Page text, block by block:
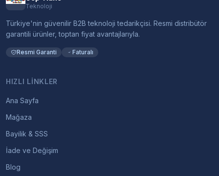
Teknoloji
Türkiye'nin güvenilir B2B teknoloji tedarikçisi. Resmi distribütör
garantili ürünler, toptan fiyat avantajlarıyla.
Resmi Garanti Faturalı
HIZLI LINKLER
Ana Sayfa
Mağaza
Bayilik & SSS
İade ve Değişim
Blog